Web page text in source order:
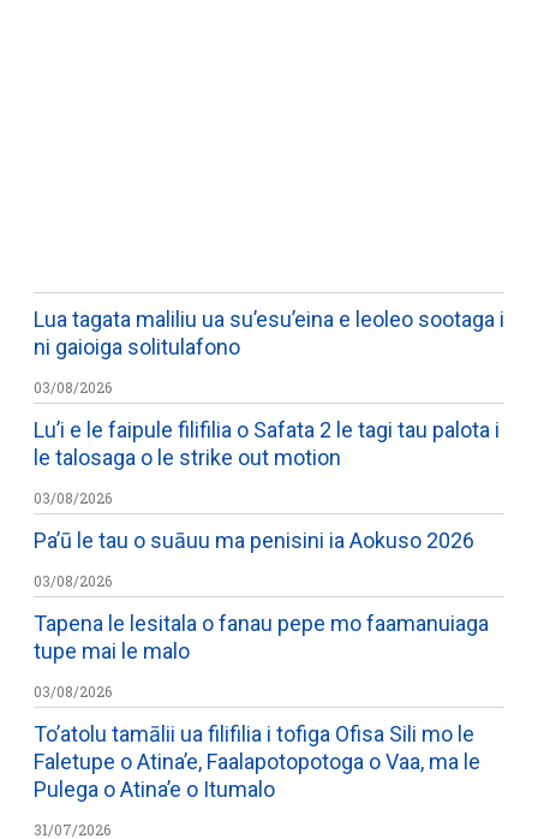
Lua tagata maliliu ua su’esu’eina e leoleo sootaga i
ni gaioiga solitulafono
03/08/2026
Lu’i e le faipule filifilia o Safata 2 le tagi tau palota i
le talosaga o le strike out motion
03/08/2026
Pa’ū le tau o suāuu ma penisini ia Aokuso 2026
03/08/2026
Tapena le lesitala o fanau pepe mo faamanuiaga
tupe mai le malo
03/08/2026
To’atolu tamālii ua filifilia i tofiga Ofisa Sili mo le
Faletupe o Atina’e, Faalapotopotoga o Vaa, ma le
Pulega o Atina’e o Itumalo
31/07/2026